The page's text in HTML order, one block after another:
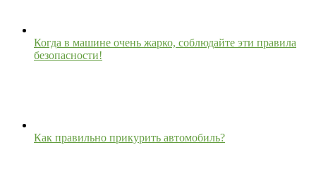
Когда в машине очень жарко, соблюдайте эти правила
безопасности!
Как правильно прикурить автомобиль?